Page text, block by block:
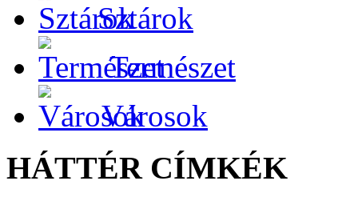
Sztárok
Természet
Városok
HÁTTÉR CÍMKÉK